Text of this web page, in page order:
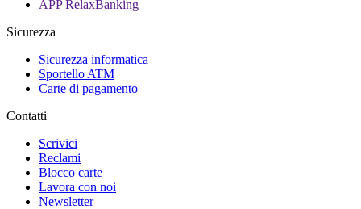
APP RelaxBanking
Sicurezza
Sicurezza informatica
Sportello ATM
Carte di pagamento
Contatti
Scrivici
Reclami
Blocco carte
Lavora con noi
Newsletter